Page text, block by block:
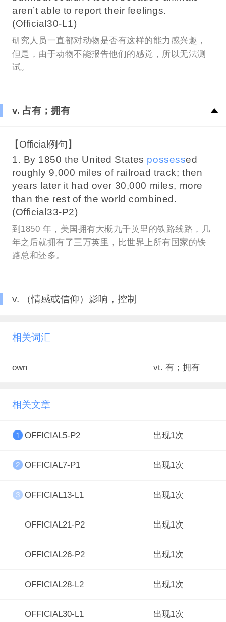
aren’t able to report their feelings.
(Official30-L1)
研究人员一直都对动物是否有这样的能力感兴趣，
但是，由于动物不能报告他们的感觉，所以无法测
试。
v. 占有；拥有
【Official例句】
1. By 1850 the United States possessed
roughly 9,000 miles of railroad track; then
years later it had over 30,000 miles, more
than the rest of the world combined.
(Official33-P2)
到1850 年，美国拥有大概九千英里的铁路线路，几
年之后就拥有了三万英里，比世界上所有国家的铁
路总和还多。
v. （情感或信仰）影响，控制
相关词汇
own vt. 有；拥有
相关文章
OFFICIAL5-P2 出现1次
OFFICIAL7-P1 出现1次
OFFICIAL13-L1 出现1次
OFFICIAL21-P2 出现1次
OFFICIAL26-P2 出现1次
OFFICIAL28-L2 出现1次
OFFICIAL30-L1 出现1次